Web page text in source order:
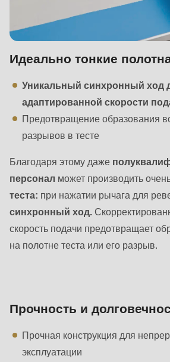
Идеально тонкие
Уникальный синхронный ход
адаптированной скорости
Предотвращение образования
разрывов в тесте
Благодаря этому даже
персонал может производить
теста: при нажатии рычага для
синхронный ход.
скорость подачи предотвращает
на полотне теста или его разрыв.
Прочность и
Прочная конструкция для
эксплуатации